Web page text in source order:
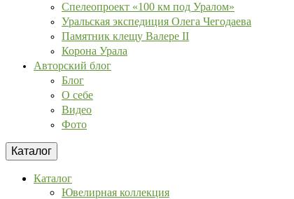
Спелеопроект «100 км под Уралом»
Уральская экспедиция Олега Чегодаева
Памятник клещу Валере II
Корона Урала
Авторский блог
Блог
О себе
Видео
Фото
Каталог
Каталог
Ювелирная коллекция